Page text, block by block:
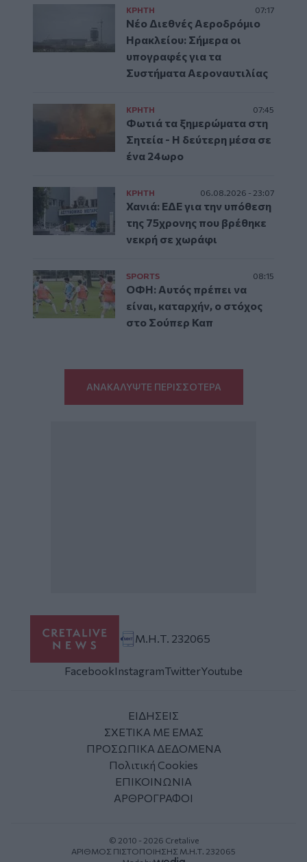
ΚΡΗΤΗ 07:17
Νέο Διεθνές Αεροδρόμιο
Ηρακλείου: Σήμερα οι
υπογραφές για τα
Συστήματα Αεροναυτιλίας
ΚΡΗΤΗ 07:45
Φωτιά τα ξημερώματα στη
Σητεία - Η δεύτερη μέσα σε
ένα 24ωρο
ΚΡΗΤΗ 06.08.2026 - 23:07
Χανιά: ΕΔΕ για την υπόθεση
της 75χρονης που βρέθηκε
νεκρή σε χωράφι
SPORTS 08:15
ΟΦΗ: Αυτός πρέπει να
είναι, καταρχήν, ο στόχος
στο Σούπερ Καπ
ΑΝΑΚΑΛΥΨΤΕ ΠΕΡΙΣΣΟΤΕΡΑ
Μ.Η.Τ. 232065
FacebookInstagramTwitterYoutube
ΕΙΔΗΣΕΙΣ
ΣΧΕΤΙΚΑ ΜΕ ΕΜΑΣ
ΠΡΟΣΩΠΙΚΑ ΔΕΔΟΜΕΝΑ
Πολιτική Cookies
ΕΠΙΚΟΙΝΩΝΙΑ
ΑΡΘΡΟΓΡΑΦΟΙ
© 2010 - 2026 Cretalive
ΑΡΙΘΜΟΣ ΠΙΣΤΟΠΟΙΗΣΗΣ Μ.Η.Τ. 232065